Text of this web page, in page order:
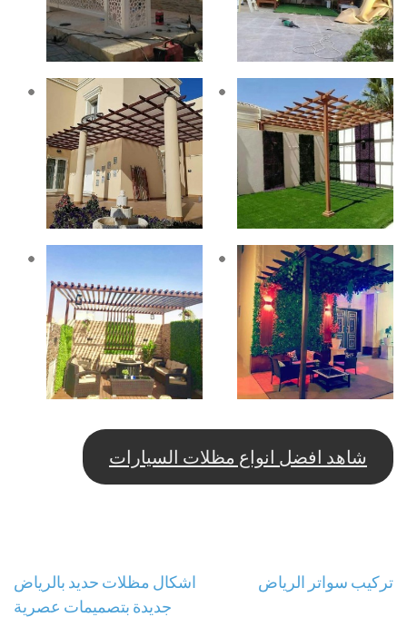
شاهد افضل انواع مظلات السيارات
تصفّح
تركيب سواتر الرياض
اشكال مظلات حديد بالرياض
جديدة بتصميمات عصرية